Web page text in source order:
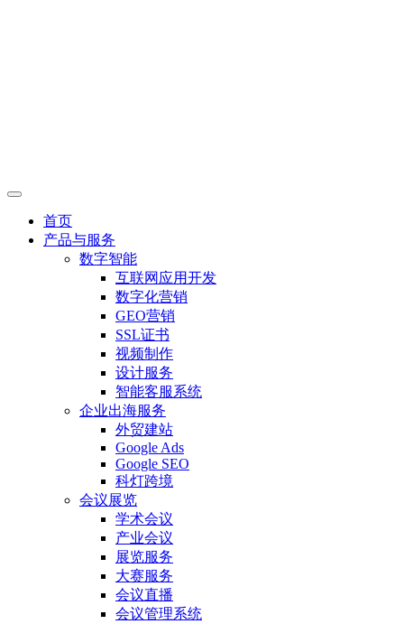
首页
产品与服务
数字智能
互联网应用开发
数字化营销
GEO营销
SSL证书
视频制作
设计服务
智能客服系统
企业出海服务
外贸建站
Google Ads
Google SEO
科灯跨境
会议展览
学术会议
产业会议
展览服务
大赛服务
会议直播
会议管理系统